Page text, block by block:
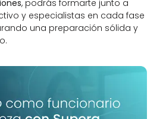
, podrás formarte junto a
y especialistas en cada fase
una preparación sólida y